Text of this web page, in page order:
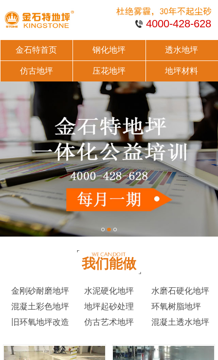
4000-428-628
金石特首页 钢化地坪 透水地坪
仿古地坪 压花地坪 地坪材料
我们能做
金刚砂耐磨地坪 水泥硬化地坪
水磨石硬化地坪
混凝土彩色地坪
地坪起砂处理
环氧树脂地坪
旧环氧地坪改造
仿古艺术地坪 混凝土透水地坪